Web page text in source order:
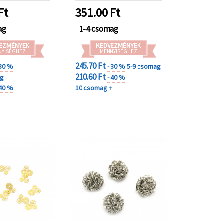
%
%
351.00Ft
1-4 csomag
KEDVEZMÉNYEK
MENNYISÉGHEZ
245.70 Ft- 30 %5-9 csomag
210.60 Ft- 40 %
10 csomag +